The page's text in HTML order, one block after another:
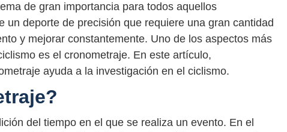
de gran importancia para todos aquellos
un deporte de precisión que requiere una gran cantidad
y mejorar constantemente. Uno de los aspectos más
es el cronometraje. En este artículo,
ayuda a la investigación en el ciclismo.
del tiempo en el que se realiza un evento. En el